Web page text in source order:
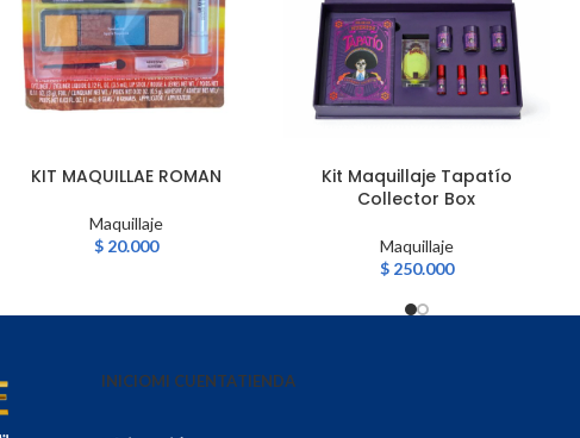
AÑADIR AL CARRITO
KIT MAQUILLAE ROMAN
Maquillaje
$20.000
AÑADIR AL CARRITO
Kit Maquillaje Tapatío
Collector Box
Maquillaje
$250.000
INICIOMI CUENTATIENDA